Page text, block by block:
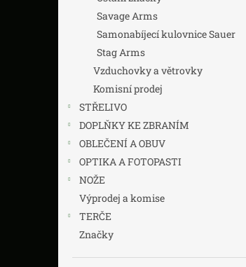
Savage Arms
Samonabíjecí kulovnice Sauer
Stag Arms
Vzduchovky a větrovky
Komisní prodej
STŘELIVO
DOPLŇKY KE ZBRANÍM
OBLEČENÍ A OBUV
OPTIKA A FOTOPASTI
NOŽE
Výprodej a komise
TERČE
Značky